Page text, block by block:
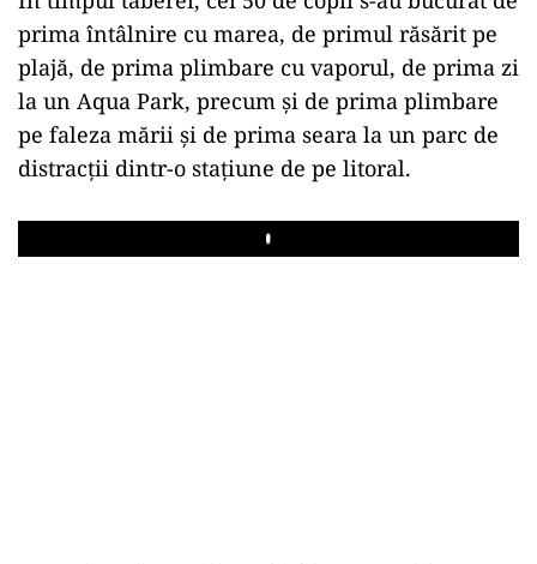
prima întâlnire cu marea, de primul răsărit pe
plajă, de prima plimbare cu vaporul, de prima zi
la un Aqua Park, precum și de prima plimbare
pe faleza mării și de prima seara la un parc de
distracții dintr-o stațiune de pe litoral.
Play